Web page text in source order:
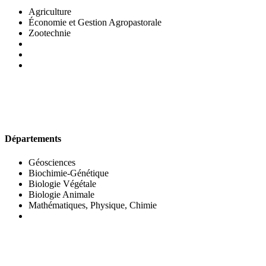
Agriculture
Économie et Gestion Agropastorale
Zootechnie
Départements
Géosciences
Biochimie-Génétique
Biologie Végétale
Biologie Animale
Mathématiques, Physique, Chimie